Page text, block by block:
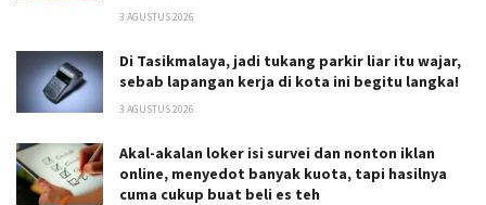
3 AGUSTUS 2026
Di Tasikmalaya, jadi tukang parkir liar itu wajar,
sebab lapangan kerja di kota ini begitu langka!
3 AGUSTUS 2026
Akal-akalan loker isi survei dan nonton iklan
online, menyedot banyak kuota, tapi hasilnya
cuma cukup buat beli es teh